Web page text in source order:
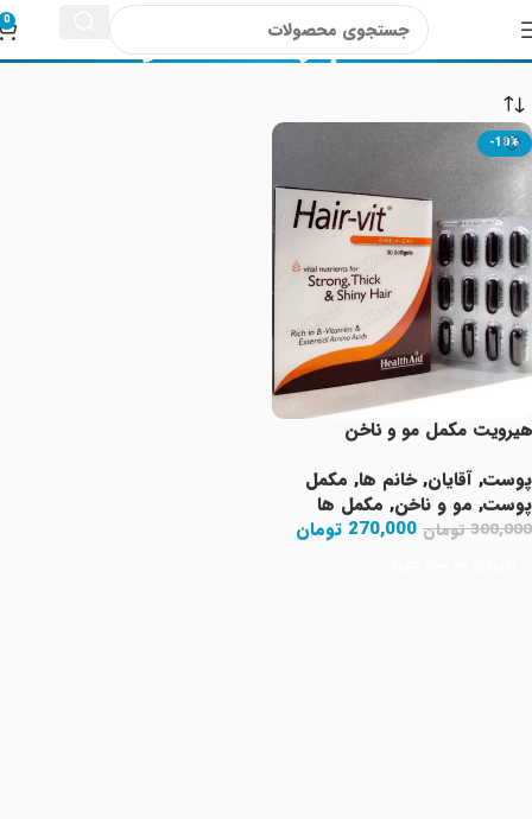
0 امید پارسینا دماوند
-10%
هیرویت مکمل مو و ناخن
پوست, آقایان,خانم ها, مکمل
پوست, مو و ناخن, مکمل ها
300,000تومان 270,000 تومان